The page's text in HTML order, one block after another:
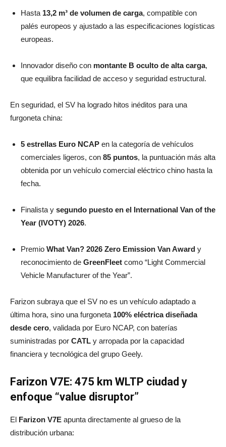
Hasta 13,2 m³ de volumen de carga, compatible con
palés europeos y ajustado a las especificaciones logísticas
europeas.
Innovador diseño con montante B oculto de alta carga,
que equilibra facilidad de acceso y seguridad estructural.
En seguridad, el SV ha logrado hitos inéditos para una
furgoneta china:
5 estrellas Euro NCAP en la categoría de vehículos
comerciales ligeros, con 85 puntos, la puntuación más alta
obtenida por un vehículo comercial eléctrico chino hasta la
fecha.
Finalista y segundo puesto en el International Van of the
Year (IVOTY) 2026.
Premio What Van? 2026 Zero Emission Van Award y
reconocimiento de GreenFleet como “Light Commercial
Vehicle Manufacturer of the Year”.
Farizon subraya que el SV no es un vehículo adaptado a
última hora, sino una furgoneta 100% eléctrica diseñada
desde cero, validada por Euro NCAP, con baterías
suministradas por CATL y arropada por la capacidad
financiera y tecnológica del grupo Geely.
Farizon V7E: 475 km WLTP ciudad y
enfoque “value disruptor”
El Farizon V7E apunta directamente al grueso de la
distribución urbana: